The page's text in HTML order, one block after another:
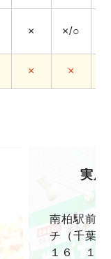
× ×/○
× ×
実店
南柏駅前
チ（千葉
１６ １F